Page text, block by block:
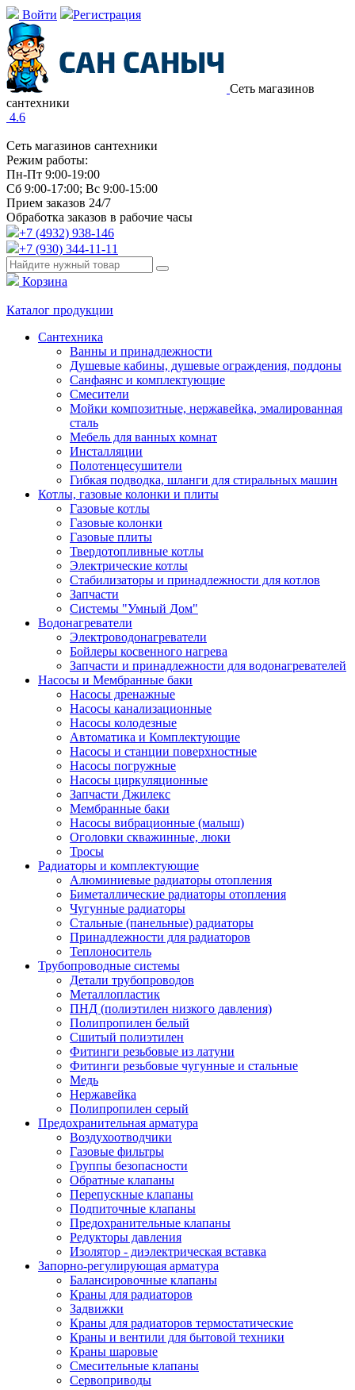
Войти Регистрация
Сеть магазинов
сантехники
4.6
Сеть магазинов сантехники
Режим работы:
Пн-Пт 9:00-19:00
Сб 9:00-17:00; Вс 9:00-15:00
Прием заказов 24/7
Обработка заказов в рабочие часы
+7 (4932) 938-146
+7 (930) 344-11-11
Корзина
Каталог продукции
Сантехника
Ванны и принадлежности
Душевые кабины, душевые ограждения, поддоны
Санфаянс и комплектующие
Смесители
Мойки композитные, нержавейка, эмалированная
сталь
Мебель для ванных комнат
Инсталляции
Полотенцесушители
Гибкая подводка, шланги для стиральных машин
Котлы, газовые колонки и плиты
Газовые котлы
Газовые колонки
Газовые плиты
Твердотопливные котлы
Электрические котлы
Стабилизаторы и принадлежности для котлов
Запчасти
Системы "Умный Дом"
Водонагреватели
Электроводонагреватели
Бойлеры косвенного нагрева
Запчасти и принадлежности для водонагревателей
Насосы и Мембранные баки
Насосы дренажные
Насосы канализационные
Насосы колодезные
Автоматика и Комплектующие
Насосы и станции поверхностные
Насосы погружные
Насосы циркуляционные
Запчасти Джилекс
Мембранные баки
Насосы вибрационные (малыш)
Оголовки скважинные, люки
Тросы
Радиаторы и комплектующие
Алюминиевые радиаторы отопления
Биметаллические радиаторы отопления
Чугунные радиаторы
Стальные (панельные) радиаторы
Принадлежности для радиаторов
Теплоноситель
Трубопроводные системы
Детали трубопроводов
Металлопластик
ПНД (полиэтилен низкого давления)
Полипропилен белый
Сшитый полиэтилен
Фитинги резьбовые из латуни
Фитинги резьбовые чугунные и стальные
Медь
Нержавейка
Полипропилен серый
Предохранительная арматура
Воздухоотводчики
Газовые фильтры
Группы безопасности
Обратные клапаны
Перепускные клапаны
Подпиточные клапаны
Предохранительные клапаны
Редукторы давления
Изолятор - диэлектрическая вставка
Запорно-регулирующая арматура
Балансировочные клапаны
Краны для радиаторов
Задвижки
Краны для радиаторов термостатические
Краны и вентили для бытовой техники
Краны шаровые
Смесительные клапаны
Сервоприводы